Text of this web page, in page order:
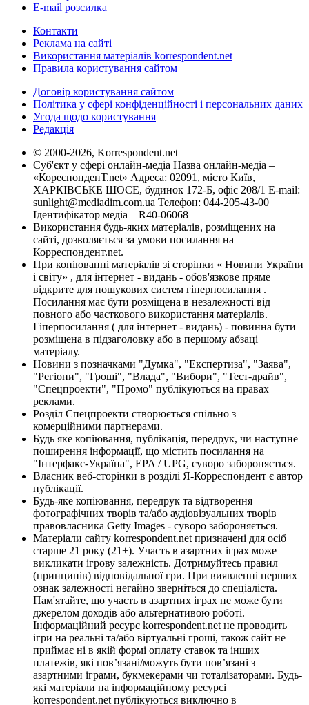
E-mail розсилка
Контакти
Реклама на сайті
Використання матеріалів korrespondent.net
Правила користування сайтом
Договір користування сайтом
Політика у сфері конфіденційності і персональних даних
Угода щодо користування
Редакція
© 2000-2026, Korrespondent.net
Суб'єкт у сфері онлайн-медіа Назва онлайн-медіа –
«КореспонденТ.net» Адреса: 02091, місто Київ,
ХАРКІВСЬКЕ ШОСЕ, будинок 172-Б, офіс 208/1 E-mail:
sunlight@mediadim.com.ua Телефон: 044-205-43-00
Ідентифікатор медіа – R40-06068
Використання будь-яких матеріалів, розміщених на
сайті, дозволяється за умови посилання на
Корреспондент.net.
При копіюванні матеріалів зі сторінки « Новини України
і світу» , для інтернет - видань - обов'язкове пряме
відкрите для пошукових систем гіперпосилання .
Посилання має бути розміщена в незалежності від
повного або часткового використання матеріалів.
Гіперпосилання ( для інтернет - видань) - повинна бути
розміщена в підзаголовку або в першому абзаці
матеріалу.
Новини з позначками "Думка", "Експертиза", "Заява",
"Регіони", "Гроші", "Влада", "Вибори", "Тест-драйв",
"Спецпроекти", "Промо" публікуються на правах
реклами.
Розділ Спецпроекти створюється спільно з
комерційними партнерами.
Будь яке копіювання, публікація, передрук, чи наступне
поширення інформації, що містить посилання на
"Інтерфакс-Україна", EPA / UPG, суворо забороняється.
Власник веб-сторінки в розділі Я-Корреспондент є автор
публікації.
Будь-яке копіювання, передрук та відтворення
фотографічних творів та/або аудіовізуальних творів
правовласника Getty Images - суворо забороняється.
Матеріали сайту korrespondent.net призначені для осіб
старше 21 року (21+). Участь в азартних іграх може
викликати ігрову залежність. Дотримуйтесь правил
(принципів) відповідальної гри. При виявленні перших
ознак залежності негайно зверніться до спеціаліста.
Пам'ятайте, що участь в азартних іграх не може бути
джерелом доходів або альтернативою роботі.
Інформаційний ресурс korrespondent.net не проводить
ігри на реальні та/або віртуальні гроші, також сайт не
приймає ні в якій формі оплату ставок та інших
платежів, які пов’язані/можуть бути пов’язані з
азартними іграми, букмекерами чи тоталізаторами. Будь-
які матеріали на інформаційному ресурсі
korrespondent.net публікуються виключно в